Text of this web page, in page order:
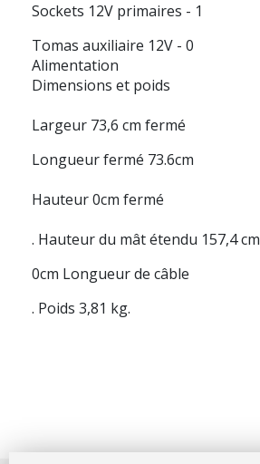
Sockets 12V primaires - 1
Tomas auxiliaire 12V - 0
Alimentation
Dimensions et poids
Largeur 73,6 cm fermé
Longueur fermé 73.6cm
Hauteur 0cm fermé
. Hauteur du mât étendu 157,4 cm
0cm Longueur de câble
. Poids 3,81 kg.